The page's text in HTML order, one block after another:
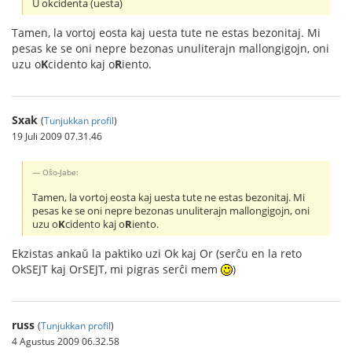
U okcidenta (uesta)
Tamen, la vortoj eosta kaj uesta tute ne estas bezonitaj. Mi
pesas ke se oni nepre bezonas unuliterajn mallongigojn, oni
uzu oKcidento kaj oRiento.
Sxak (Tunjukkan profil)
19 Juli 2009 07.31.46
Oŝo-Jabe:
Tamen, la vortoj eosta kaj uesta tute ne estas bezonitaj. Mi
pesas ke se oni nepre bezonas unuliterajn mallongigojn, oni
uzu oKcidento kaj oRiento.
Ekzistas ankaŭ la paktiko uzi Ok kaj Or (serĉu en la reto
OkSEJT kaj OrSEJT, mi pigras serĉi mem
)
russ (Tunjukkan profil)
4 Agustus 2009 06.32.58